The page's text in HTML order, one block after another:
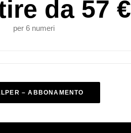
da 57 €
per 6 numeri
– ABBONAMENTO